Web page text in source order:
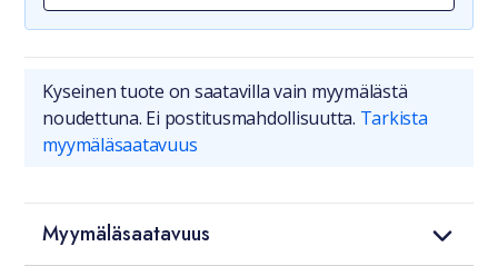
Kyseinen tuote on saatavilla vain myymälästä
noudettuna. Ei postitusmahdollisuutta. Tarkista
myymäläsaatavuus
Myymäläsaatavuus